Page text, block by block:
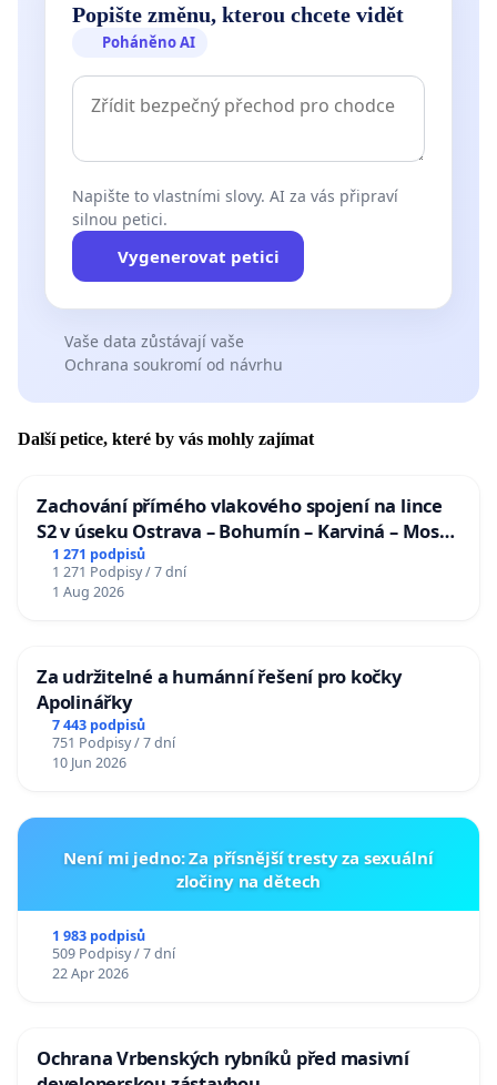
Popište změnu, kterou chcete vidět
Poháněno AI
Napište to vlastními slovy. AI za vás připraví
silnou petici.
Vygenerovat petici
Vaše data zůstávají vaše
Ochrana soukromí od návrhu
Další petice, které by vás mohly zajímat
Zachování přímého vlakového spojení na lince
S2 v úseku Ostrava – Bohumín – Karviná – Mosty
u Jablunkova
1 271 podpisů
1 271 Podpisy / 7 dní
1 Aug 2026
Za udržitelné a humánní řešení pro kočky
Apolinářky
7 443 podpisů
751 Podpisy / 7 dní
10 Jun 2026
Není mi jedno: Za přísnější tresty za sexuální
zločiny na dětech
1 983 podpisů
509 Podpisy / 7 dní
22 Apr 2026
Ochrana Vrbenských rybníků před masivní